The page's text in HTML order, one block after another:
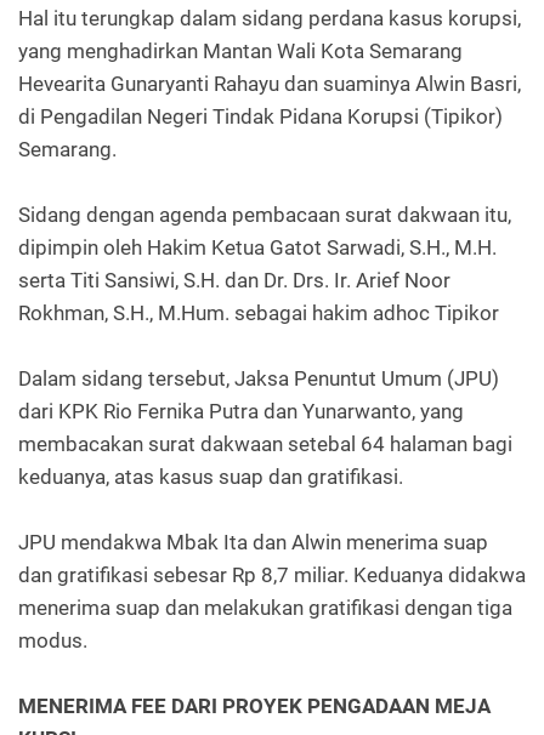
Hal itu terungkap dalam sidang perdana kasus korupsi,
yang menghadirkan Mantan Wali Kota Semarang
Hevearita Gunaryanti Rahayu dan suaminya Alwin Basri,
di Pengadilan Negeri Tindak Pidana Korupsi (Tipikor)
Semarang.
Sidang dengan agenda pembacaan surat dakwaan itu,
dipimpin oleh Hakim Ketua Gatot Sarwadi, S.H., M.H.
serta Titi Sansiwi, S.H. dan Dr. Drs. Ir. Arief Noor
Rokhman, S.H., M.Hum. sebagai hakim adhoc Tipikor
Dalam sidang tersebut, Jaksa Penuntut Umum (JPU)
dari KPK Rio Fernika Putra dan Yunarwanto, yang
membacakan surat dakwaan setebal 64 halaman bagi
keduanya, atas kasus suap dan gratifikasi.
JPU mendakwa Mbak Ita dan Alwin menerima suap
dan gratifikasi sebesar Rp 8,7 miliar. Keduanya didakwa
menerima suap dan melakukan gratifikasi dengan tiga
modus.
MENERIMA FEE DARI PROYEK PENGADAAN MEJA